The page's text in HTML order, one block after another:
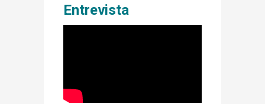
Entrevista